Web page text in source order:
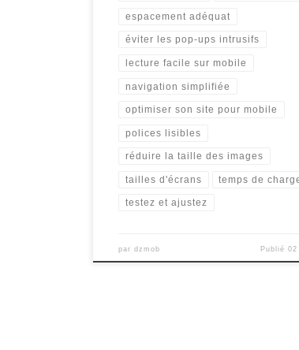
espacement adéquat
éviter les pop-ups intrusifs
lecture facile sur mobile
navigation simplifiée
optimiser son site pour mobile
polices lisibles
réduire la taille des images
tailles d'écrans temps de
testez et ajustez
pardzmob Publié 02